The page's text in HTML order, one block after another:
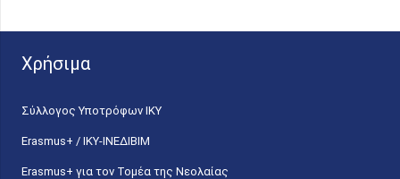
Χρήσιμα
Σύλλογος Υποτρόφων ΙΚΥ
Erasmus+ / ΙΚΥ-ΙΝΕΔΙΒΙΜ
Erasmus+ για τον Τομέα της Νεολαίας